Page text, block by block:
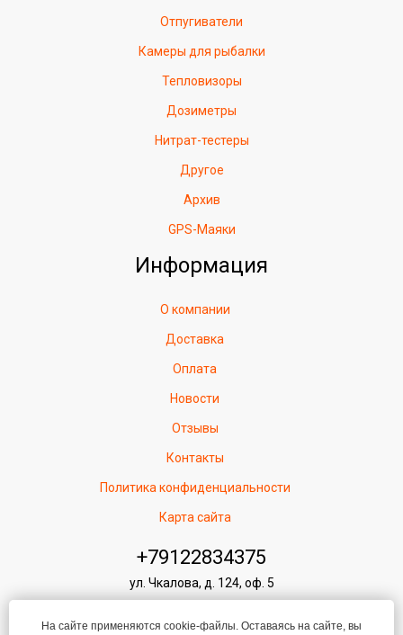
Отпугиватели
Камеры для рыбалки
Тепловизоры
Дозиметры
Нитрат-тестеры
Другое
Архив
GPS-Маяки
Информация
О компании
Доставка
Оплата
Новости
Отзывы
Контакты
Политика конфиденциальности
Карта сайта
+79122834375
ул. Чкалова, д. 124, оф. 5
На сайте применяются cookie-файлы. Оставаясь на сайте, вы